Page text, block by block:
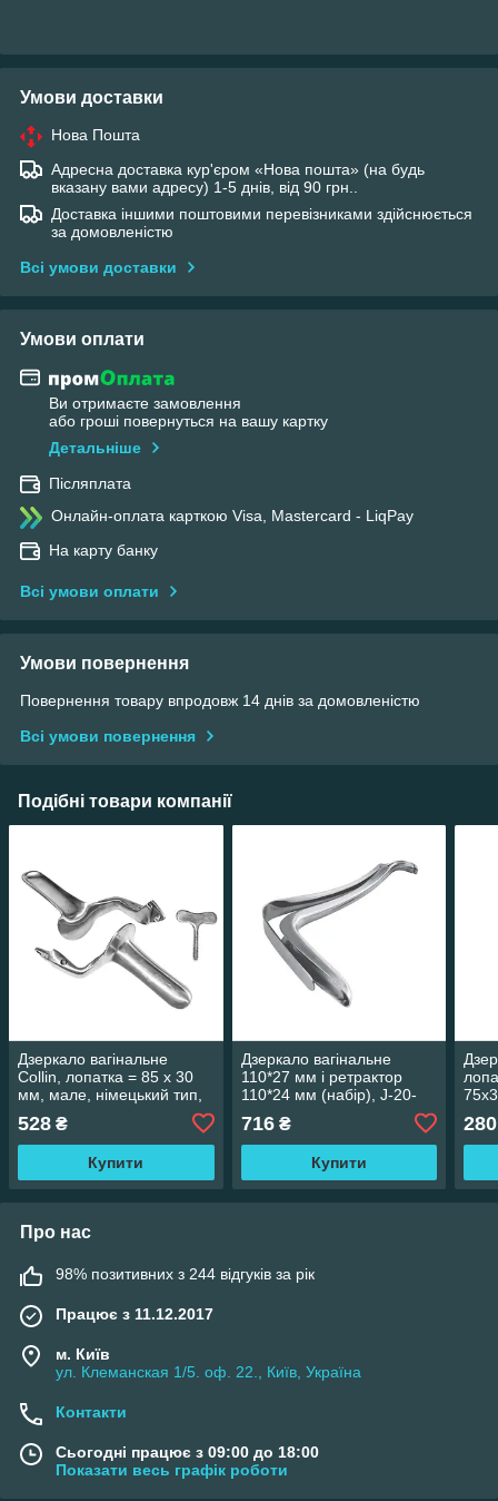
Умови доставки
Нова Пошта
Адресна доставка кур'єром «Нова пошта» (на будь
вказану вами адресу) 1-5 днів, від 90 грн..
Доставка іншими поштовими перевізниками здійснюється
за домовленістю
Всі умови доставки
Умови оплати
Ви отримаєте замовлення
або гроші повернуться на вашу картку
Детальніше
Післяплата
Онлайн-оплата карткою Visa, Mastercard - LiqPay
На карту банку
Всі умови оплати
Умови повернення
Повернення товару впродовж 14 днів за домовленістю
Всі умови повернення
Подібні товари компанії
Дзеркало вагінальне
Collin, лопатка = 85 х 30
мм, мале, німецький тип,
528 ₴
Купити
Дзеркало вагінальне
110*27 мм і ретрактор
110*24 мм (набір), J-20-
716₴
Купити
280
Про нас
98% позитивних з 244 відгуків за рік
Працює з 11.12.2017
м. Київ
ул. Клеманская 1/5. оф. 22., Київ, Україна
Контакти
Сьогодні працює з 09:00 до 18:00
Показати весь графік роботи